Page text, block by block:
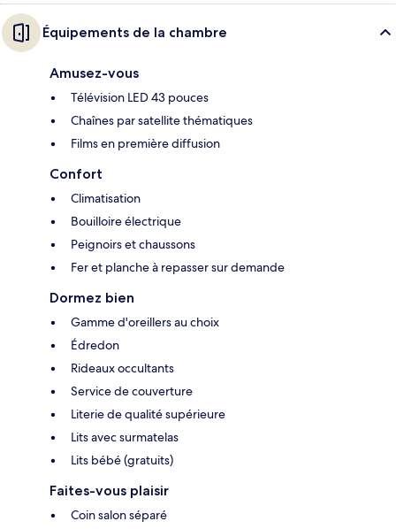
Équipements de la chambre
Amusez-vous
Télévision LED 43 pouces
Chaînes par satellite thématiques
Films en première diffusion
Confort
Climatisation
Bouilloire électrique
Peignoirs et chaussons
Fer et planche à repasser sur demande
Dormez bien
Gamme d'oreillers au choix
Édredon
Rideaux occultants
Service de couverture
Literie de qualité supérieure
Lits avec surmatelas
Lits bébé (gratuits)
Faites-vous plaisir
Coin salon séparé